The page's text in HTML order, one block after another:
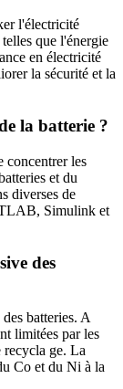
l'électricité
que l'énergie
en électricité
la sécurité et la
la batterie ?
concentrer les
et du
diverses de
Simulink et
des
batteries. A
limitées par les
recycla ge. La
Co et du Ni à la